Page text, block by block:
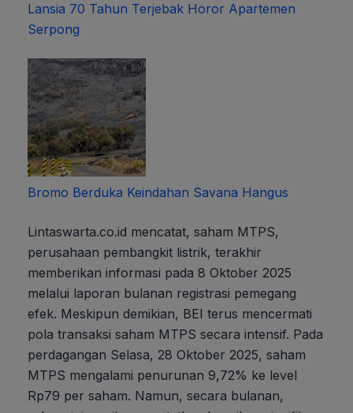
Lansia 70 Tahun Terjebak Horor Apartemen
Serpong
Bromo Berduka Keindahan Savana Hangus
Lintaswarta.co.id mencatat, saham MTPS,
perusahaan pembangkit listrik, terakhir
memberikan informasi pada 8 Oktober 2025
melalui laporan bulanan registrasi pemegang
efek. Meskipun demikian, BEI terus mencermati
pola transaksi saham MTPS secara intensif. Pada
perdagangan Selasa, 28 Oktober 2025, saham
MTPS mengalami penurunan 9,72% ke level
Rp79 per saham. Namun, secara bulanan,